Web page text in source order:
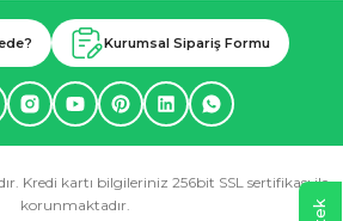
Kurumsal Sipariş Formu
Kredi kartı bilgileriniz 256bit SSL sertifikası ile
korunmaktadır.